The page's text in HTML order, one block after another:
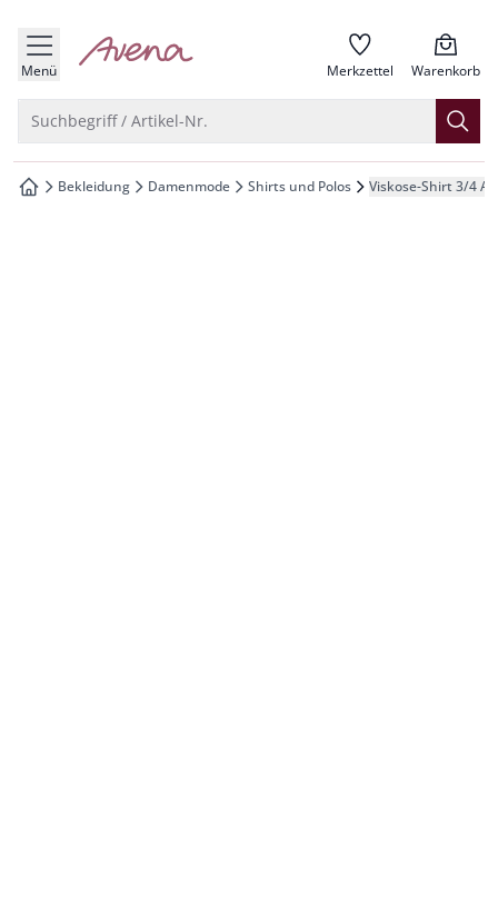
springen
springen
springen
springen
Menü zur Startseite Merkzettel Warenkorb
Suchbegriff / Artikel-Nr.
zur Startseite
Bekleidung Damenmode Shirts und Polos Viskose-Shirt 3/4